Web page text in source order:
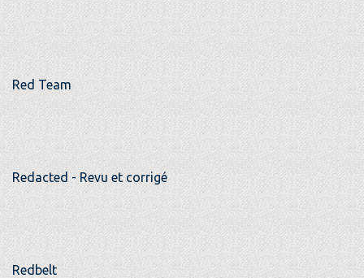
Red Team
Redacted - Revu et corrigé
Redbelt